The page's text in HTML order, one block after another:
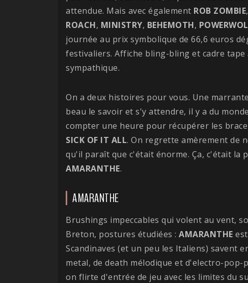
attendue. Mais avec également ROB ZOMBIE,
ROACH, MINISTRY, BEHEMOTH,
journée au prix symbolique de 66,6 euros
festivaliers. Affiche bling-bling et cadre tape
sympathique.
On a deux histoires pour vous. Une
beau le savoir et s'y attendre, il y a du
compter une heure pour récupérer les
SICK OF IT ALL. On regrette amèrement de
qu'il paraît que c'était énorme. Ça, c'était la
AMARANTHE.
AMARANTHE
Brushings impeccables qui volent au vent,
Breton, postures étudiées : AMARANTHE
Scandinaves (et un peu les Italiens) savent
metal, de death mélodique et d'electro-
on flirte d'entrée de jeu avec les limites du